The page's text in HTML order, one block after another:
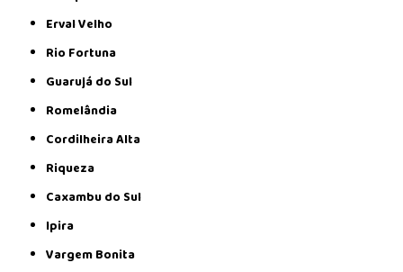
Erval Velho
Rio Fortuna
Guarujá do Sul
Romelândia
Cordilheira Alta
Riqueza
Caxambu do Sul
Ipira
Vargem Bonita